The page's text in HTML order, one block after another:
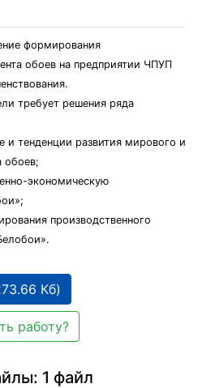
формирования
обоев на предприятии ЧПУП
требует решения ряда
и тенденции развития мирового и
обоев;
экономическую
производственного
Кб)
работу?
1 файл